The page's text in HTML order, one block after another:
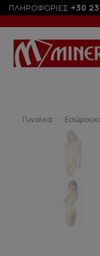
ΠΛΗΡΟΦΟΡΙΕΣ +30
άνω των 200€ σε
Γυναίκα